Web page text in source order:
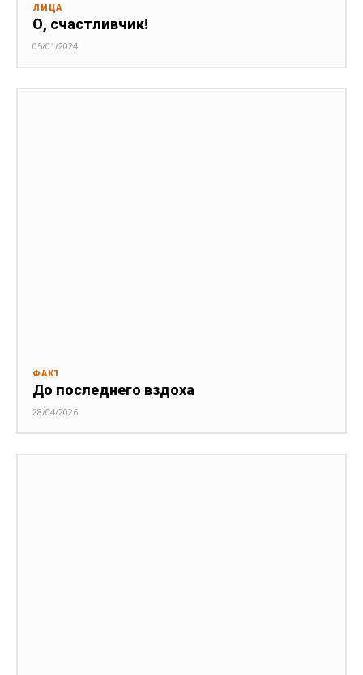
ЛИЦА
О, счастливчик!
05/01/2024
ФАКТ
До последнего вздоха
28/04/2026